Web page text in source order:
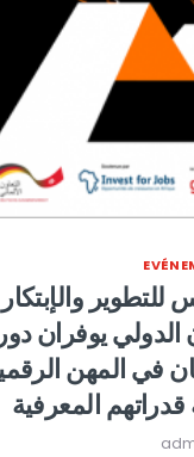
والإبتكار
الدولي يوفران
في المهن
قدراتهم المعرفية